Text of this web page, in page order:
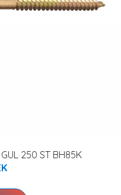
250 ST BH85K